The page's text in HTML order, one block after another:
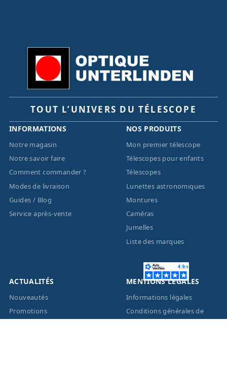
TOUT L’UNIVERS DU TÉLESCOPE
INFORMATIONS
Notre magasin
Notre savoir faire
Comment commander ?
Modes de livraison
Guides / Blog
Service après-vente
NOS PRODUITS
Mon premier télescope
Télescopes pour enfants
Télescopes
Lunettes astronomiques
Montures
Caméras
Jumelles
Liste des marques
ACTUALITÉS
Nouveautés
Promotions
MENTIONS LÉGALES
Informations légales
Conditions générales de